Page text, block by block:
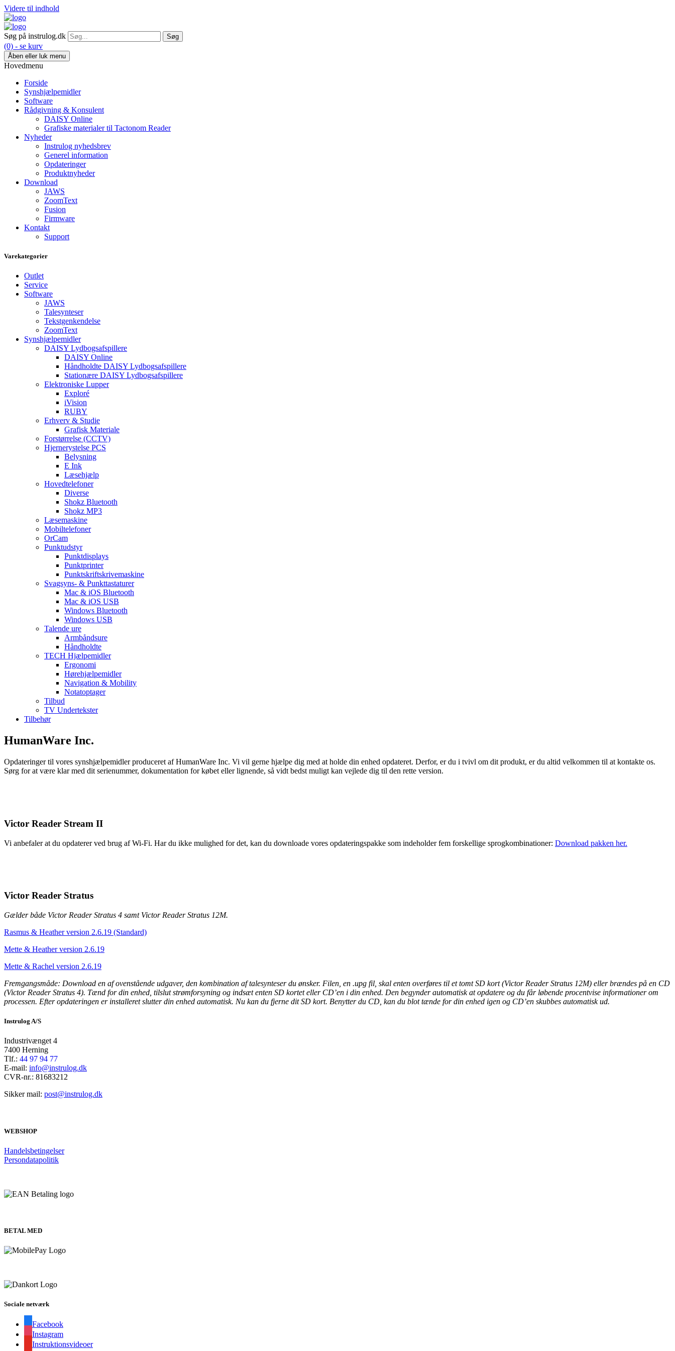
Videre til indhold
Søg på instrulog.dk
(0) - se kurv
Åben eller luk menu
Hovedmenu
Forside
Synshjælpemidler
Software
Rådgivning & Konsulent
DAISY Online
Grafiske materialer til Tactonom Reader
Nyheder
Instrulog nyhedsbrev
Generel information
Opdateringer
Produktnyheder
Download
JAWS
ZoomText
Fusion
Firmware
Kontakt
Support
Varekategorier
Outlet
Service
Software
JAWS
Talesynteser
Tekstgenkendelse
ZoomText
Synshjælpemidler
DAISY Lydbogsafspillere
DAISY Online
Håndholdte DAISY Lydbogsafspillere
Stationære DAISY Lydbogsafspillere
Elektroniske Lupper
Exploré
iVision
RUBY
Erhverv & Studie
Grafisk Materiale
Forstørrelse (CCTV)
Hjernerystelse PCS
Belysning
E Ink
Læsehjælp
Hovedtelefoner
Diverse
Shokz Bluetooth
Shokz MP3
Læsemaskine
Mobiltelefoner
OrCam
Punktudstyr
Punktdisplays
Punktprinter
Punktskriftskrivemaskine
Svagsyns- & Punkttastaturer
Mac & iOS Bluetooth
Mac & iOS USB
Windows Bluetooth
Windows USB
Talende ure
Armbåndsure
Håndholdte
TECH Hjælpemidler
Ergonomi
Hørehjælpemidler
Navigation & Mobility
Notatoptager
Tilbud
TV Undertekster
Tilbehør
HumanWare Inc.
Opdateringer til vores synshjælpemidler produceret af HumanWare Inc. Vi vil gerne hjælpe dig med at holde din enhed opdateret. Derfor, er du i tvivl om dit produkt, er du altid velkommen til at kontakte os.
Sørg for at være klar med dit serienummer, dokumentation for købet eller lignende, så vidt bedst muligt kan vejlede dig til den rette version.
Victor Reader Stream II
Vi anbefaler at du opdaterer ved brug af Wi-Fi. Har du ikke mulighed for det, kan du downloade vores opdateringspakke som indeholder fem forskellige sprogkombinationer: Download pakken her.
Victor Reader Stratus
Gælder både Victor Reader Stratus 4 samt Victor Reader Stratus 12M.
Rasmus & Heather version 2.6.19 (Standard)
Mette & Heather version 2.6.19
Mette & Rachel version 2.6.19
Fremgangsmåde: Download en af ovenstående udgaver, den kombination af talesynteser du ønsker. Filen, en .upg fil, skal enten overføres til et tomt SD kort (Victor Reader Stratus 12M) eller brændes på en CD
(Victor Reader Stratus 4). Tænd for din enhed, tilslut strømforsyning og indsæt enten SD kortet eller CD’en i din enhed. Den begynder automatisk at opdatere og du får løbende procentvise informationer om
processen. Efter opdateringen er installeret slutter din enhed automatisk. Nu kan du fjerne dit SD kort. Benytter du CD, kan du blot tænde for din enhed igen og CD’en skubbes automatisk ud.
Instrulog A/S
Industrivænget 4
7400 Herning
Tlf.: 44 97 94 77
E-mail: info@instrulog.dk
CVR-nr.: 81683212
Sikker mail: post@instrulog.dk
WEBSHOP
Handelsbetingelser
Persondatapolitik
BETAL MED
Sociale netværk
Facebook
Instagram
Instruktionsvideoer